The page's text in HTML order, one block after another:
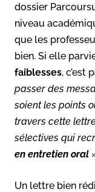
dossier
niveau
que les
bien. Si elle
faiblesses, c’est
passer des
soient les points
travers cette
sélectives qui
en entretien oral
Un lettre bien